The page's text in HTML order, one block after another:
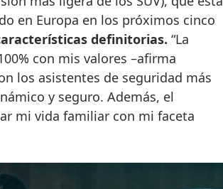
en Europa en los próximos cinco
definitorias. “La
con mis valores –afirma
los asistentes de seguridad más
y seguro. Además, el
mi vida familiar con mi faceta